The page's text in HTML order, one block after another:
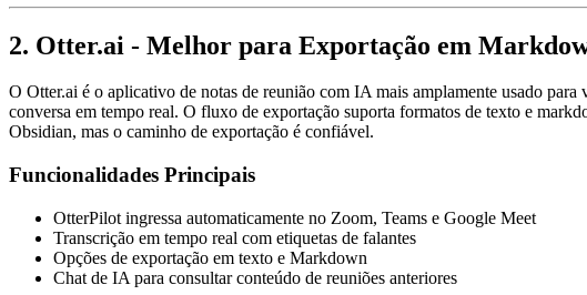
2. Otter.ai - Melhor para Exportação em
O Otter.ai é o aplicativo de notas de reunião com IA mais amplamente usado
conversa em tempo real. O fluxo de exportação suporta formatos de texto e
Obsidian, mas o caminho de exportação é confiável.
Funcionalidades Principais
OtterPilot ingressa automaticamente no Zoom, Teams e Google Meet
Transcrição em tempo real com etiquetas de falantes
Opções de exportação em texto e Markdown
Chat de IA para consultar conteúdo de reuniões anteriores